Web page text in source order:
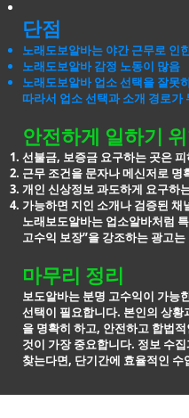
단점
노래도보알바는 야간 근무로 인
노래도보알바 감정 노동이 많음
노래도보알바 업소 선택을 잘못
따라서 업소 선택과 소개 경로가
안전하게 일하기
선불금, 보증금 요구하는 곳은 피
근무 조건을 문자나 메신저로 명
개인 신상정보 과도하게 요구하
가능하면 지인 소개나 검증된 채
노래보도알바는 업소알바처럼
고수익 보장”을 강조하는 광고는
마무리 정리
보도알바는 분명 고수익이 가능
선택이 필요합니다. 본인의 상
을 명확히 하고, 안전하고 합법적
것이 가장 중요합니다. 정보 수
찾는다면, 단기간에 효율적인 수